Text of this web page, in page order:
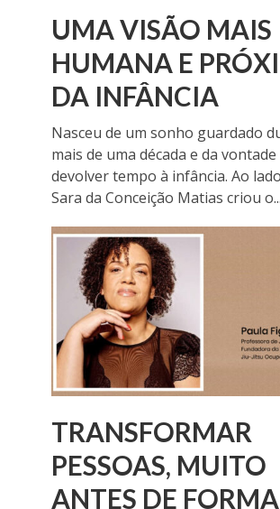
UMA VISÃO MAIS
HUMANA E
DA INFÂNCIA
Nasceu de um sonho guardado
mais de uma década e da vontade
devolver tempo à infância. Ao
Sara da Conceição Matias criou o...
TRANSFORMAR
PESSOAS, MUITO
ANTES DE